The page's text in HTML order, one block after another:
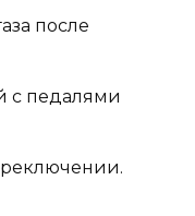
после
с педалями